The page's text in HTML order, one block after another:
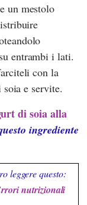
un mestolo
entrambi i lati.
con la
e servite.
di soia alla
ingrediente
leggere questo:
nutrizionali